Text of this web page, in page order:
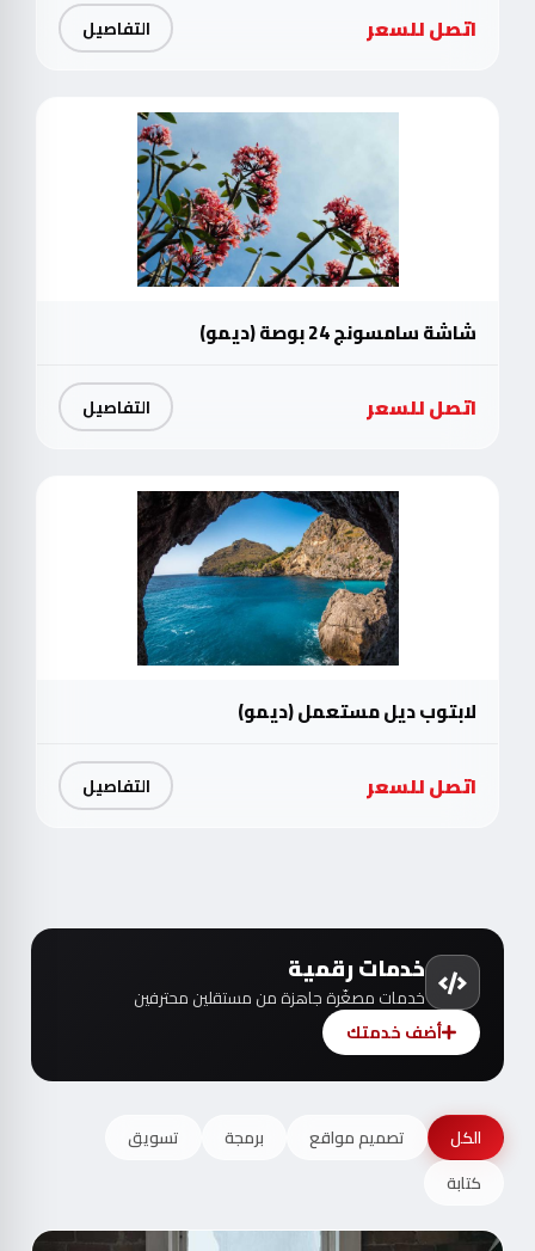
اتصل للسعر التفاصيل
شاشة سامسونج 24 بوصة (ديمو)
اتصل للسعر التفاصيل
لابتوب ديل مستعمل (ديمو)
اتصل للسعر التفاصيل
خدمات رقمية
خدمات مصغّرة جاهزة من مستقلين محترفين
أضف خدمتك
الكل تصميم مواقع برمجة
تسويق
كتابة